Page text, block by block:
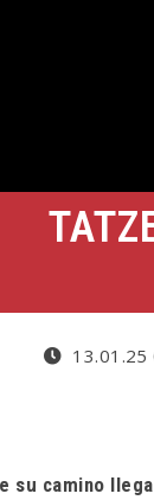
13.01.25
su camino